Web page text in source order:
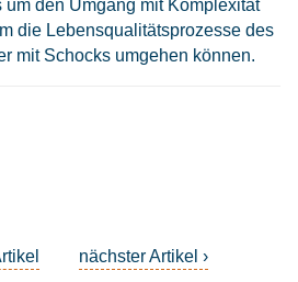
um den Umgang mit Komplexität
die Lebensqualitätsprozesse des
mit Schocks umgehen können.
nächster Artikel ›